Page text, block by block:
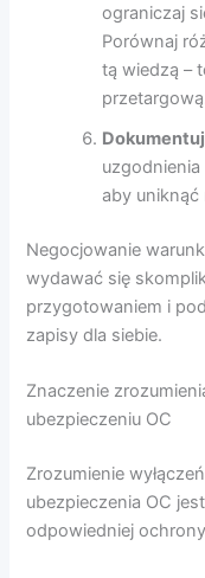
ograniczaj
Porównaj
tą wiedzą –
aby uniknąć
Negocjowanie
wydawać się
przygotowaniem i
zapisy dla siebie.
Znaczenie
ubezpieczeniu OC
Zrozumienie
ubezpieczenia OC
odpowiedniej